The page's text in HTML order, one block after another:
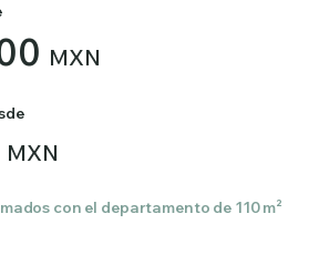
MXN
MXN
con el departamento de 110 m²